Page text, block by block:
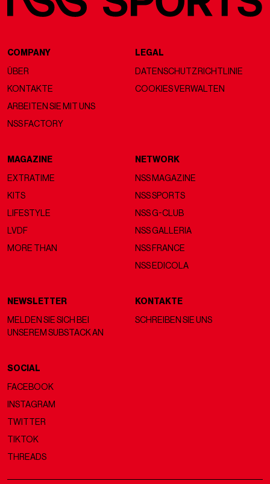
COMPANY
ÜBER
KONTAKTE
ARBEITEN SIE MIT UNS
NSS FACTORY
LEGAL
DATENSCHUTZRICHTLINIE
COOKIES VERWALTEN
MAGAZINE
EXTRATIME
KITS
LIFESTYLE
LVDF
MORE THAN
NETWORK
NSS MAGAZINE
NSS SPORTS
NSS G-CLUB
NSS GALLERIA
NSS FRANCE
NSS EDICOLA
NEWSLETTER
MELDEN SIE SICH BEI
UNSEREM SUBSTACK AN
KONTAKTE
SCHREIBEN SIE UNS
SOCIAL
FACEBOOK
INSTAGRAM
TWITTER
TIKTOK
THREADS